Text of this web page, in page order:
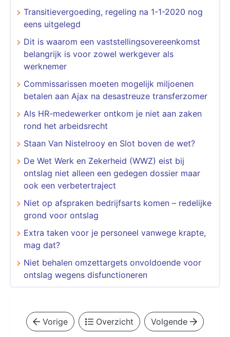
Transitievergoeding, regeling na 1-1-2020 nog
eens uitgelegd
Dit is waarom een vaststellingsovereenkomst
belangrijk is voor zowel werkgever als
werknemer
Commissarissen moeten mogelijk miljoenen
betalen aan Ajax na desastreuze transferzomer
Als HR-medewerker ontkom je niet aan zaken
rond het arbeidsrecht
Staan Van Nistelrooy en Slot boven de wet?
De Wet Werk en Zekerheid (WWZ) eist bij
ontslag niet alleen een gedegen dossier maar
ook een verbetertraject
Niet op afspraken bedrijfsarts komen – redelijke
grond voor ontslag
Extra taken voor je personeel vanwege krapte,
mag dat?
Niet behalen omzettargets onvoldoende voor
ontslag wegens disfunctioneren
Vorige Overzicht Volgende